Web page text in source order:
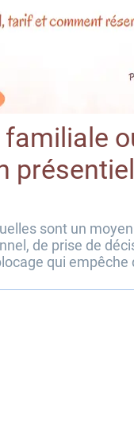
présentiel
sont un
de prise de
qui empêche